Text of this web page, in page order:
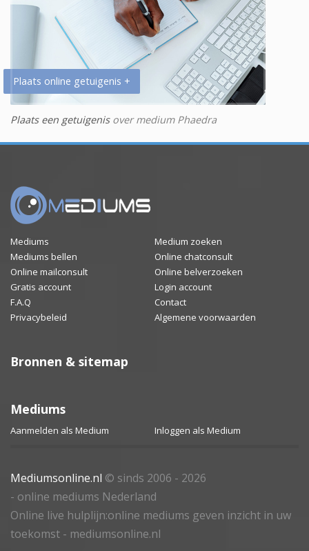
Plaats online getuigenis +
Plaats een getuigenisover medium Phaedra
Mediums
Medium zoeken
Mediums bellen
Online chatconsult
Online mailconsult
Online belverzoeken
Gratis account
Login account
F.A.Q
Contact
Privacybeleid
Algemene voorwaarden
Bronnen & sitemap
Mediums
Aanmelden als Medium Inloggen als Medium
Mediumsonline.nl © sinds 2006 - 2026
- online mediums Nederland
Online live hulplijn:online mediums geven inzicht in uw
toekomst - mediumsonline.nl